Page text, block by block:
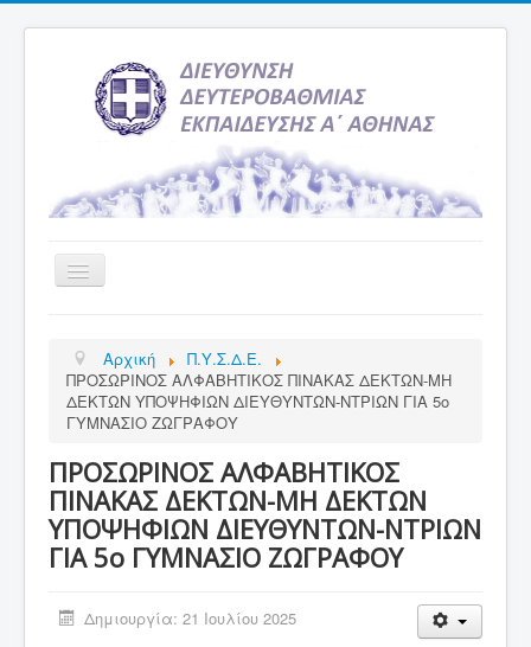
Εναλλαγή
πλοήγησης
Υπηρεσία Ενημέρωσης
Τελευταία νέα
Εκδρομές
Δραστηριότητες Σχολείων
Σύνδεσμοι
Επικοινωνία
Αρχική
Π.Υ.Σ.Δ.Ε.
ΠΡΟΣΩΡΙΝΟΣ ΑΛΦΑΒΗΤΙΚΟΣ ΠΙΝΑΚΑΣ ΔΕΚΤΩΝ-ΜΗ
ΔΕΚΤΩΝ ΥΠΟΨΗΦΙΩΝ ΔΙΕΥΘΥΝΤΩΝ-ΝΤΡΙΩΝ ΓΙΑ 5ο
ΓΥΜΝΑΣΙΟ ΖΩΓΡΑΦΟΥ
ΠΡΟΣΩΡΙΝΟΣ ΑΛΦΑΒΗΤΙΚΟΣ
ΠΙΝΑΚΑΣ ΔΕΚΤΩΝ-ΜΗ ΔΕΚΤΩΝ
ΥΠΟΨΗΦΙΩΝ ΔΙΕΥΘΥΝΤΩΝ-ΝΤΡΙΩΝ
ΓΙΑ 5ο ΓΥΜΝΑΣΙΟ ΖΩΓΡΑΦΟΥ
Δημιουργία: 21 Ιουλίου 2025